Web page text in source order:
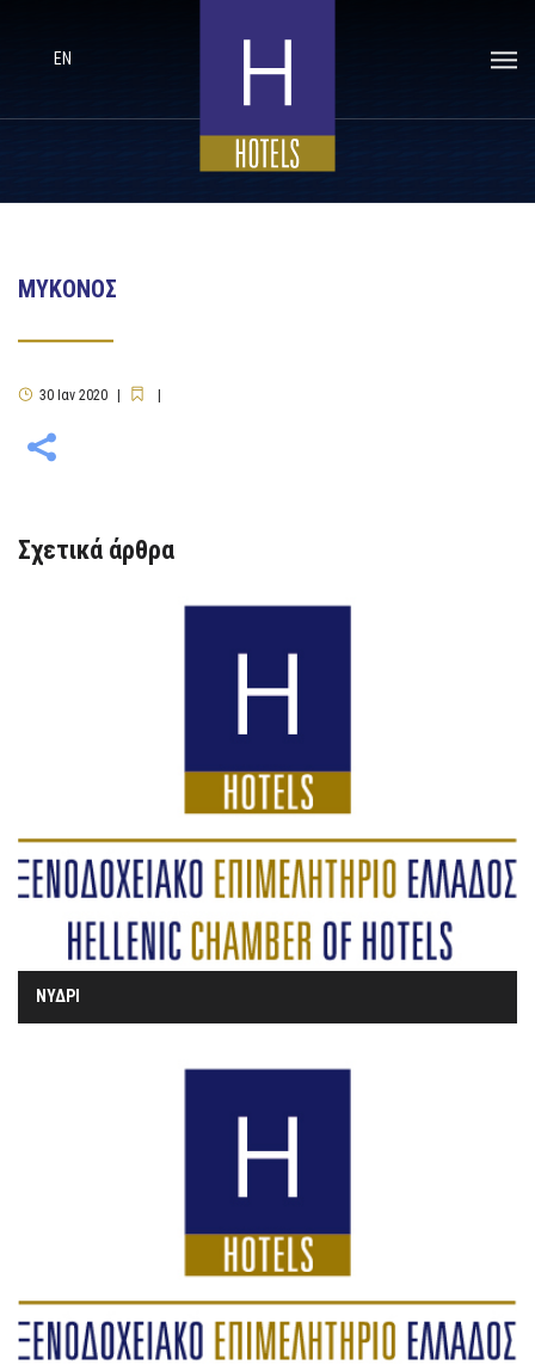
EN
ΜΥΚΟΝΟΣ
30 Ιαν 2020
Σχετικά άρθρα
ΝΥΔΡΙ